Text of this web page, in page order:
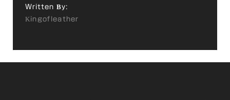
Written By:
Kingofleather